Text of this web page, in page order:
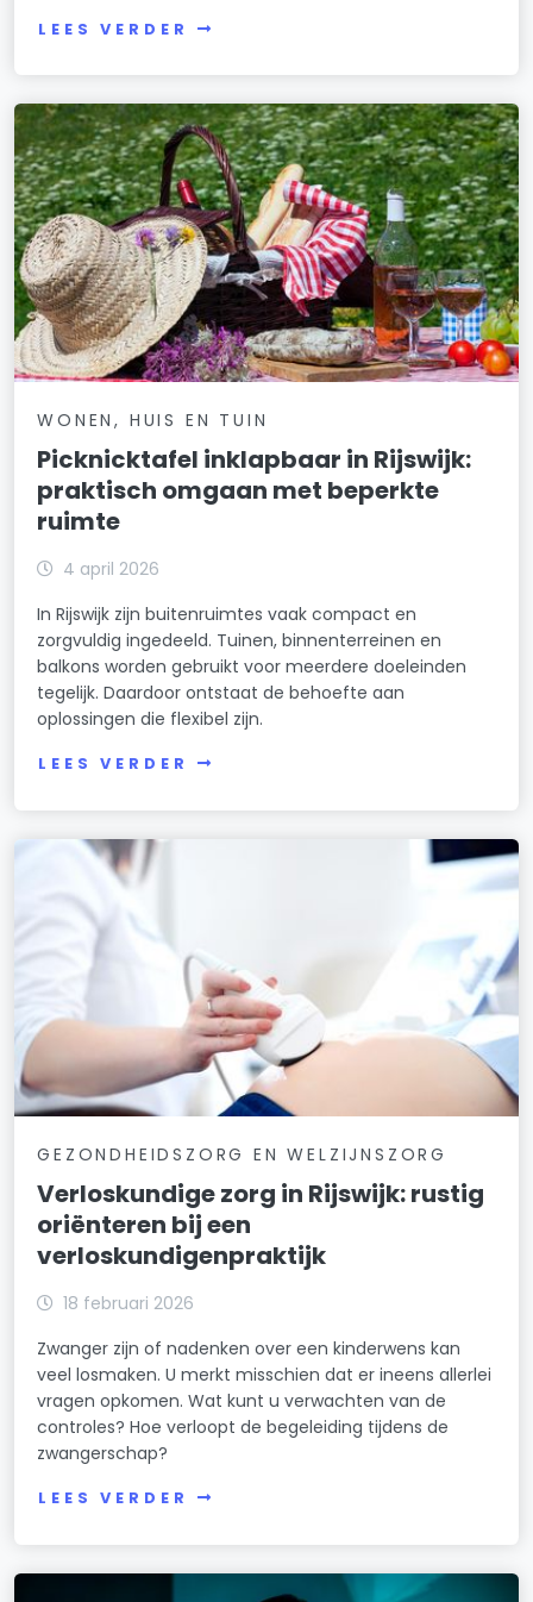
LEES VERDER
WONEN, HUIS EN TUIN
Picknicktafel inklapbaar in Rijswijk:
praktisch omgaan met beperkte
ruimte
4 april 2026
In Rijswijk zijn buitenruimtes vaak compact en
zorgvuldig ingedeeld. Tuinen, binnenterreinen en
balkons worden gebruikt voor meerdere doeleinden
tegelijk. Daardoor ontstaat de behoefte aan
oplossingen die flexibel zijn.
LEES VERDER
GEZONDHEIDSZORG EN WELZIJNSZORG
Verloskundige zorg in Rijswijk: rustig
oriënteren bij een
verloskundigenpraktijk
18 februari 2026
Zwanger zijn of nadenken over een kinderwens kan
veel losmaken. U merkt misschien dat er ineens allerlei
vragen opkomen. Wat kunt u verwachten van de
controles? Hoe verloopt de begeleiding tijdens de
zwangerschap?
LEES VERDER